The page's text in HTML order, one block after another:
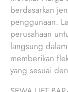
berdasarkan
penggunaan.
perusahaan
langsung
memberikan
yang sesuai